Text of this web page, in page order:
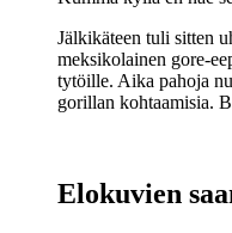
Jälkikäteen tuli sitten
meksikolainen gore-
tytöille. Aika pahoja
gorillan kohtaamisia.
Elokuvien